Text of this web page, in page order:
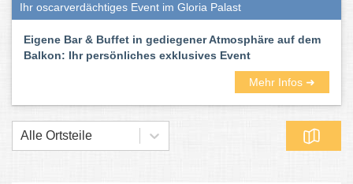
Ihr oscarverdächtiges Event im Gloria Palast
Eigene Bar & Buffet in gediegener Atmosphäre auf dem
Balkon: Ihr persönliches exklusives Event
Mehr Infos ➜
Alle Ortsteile